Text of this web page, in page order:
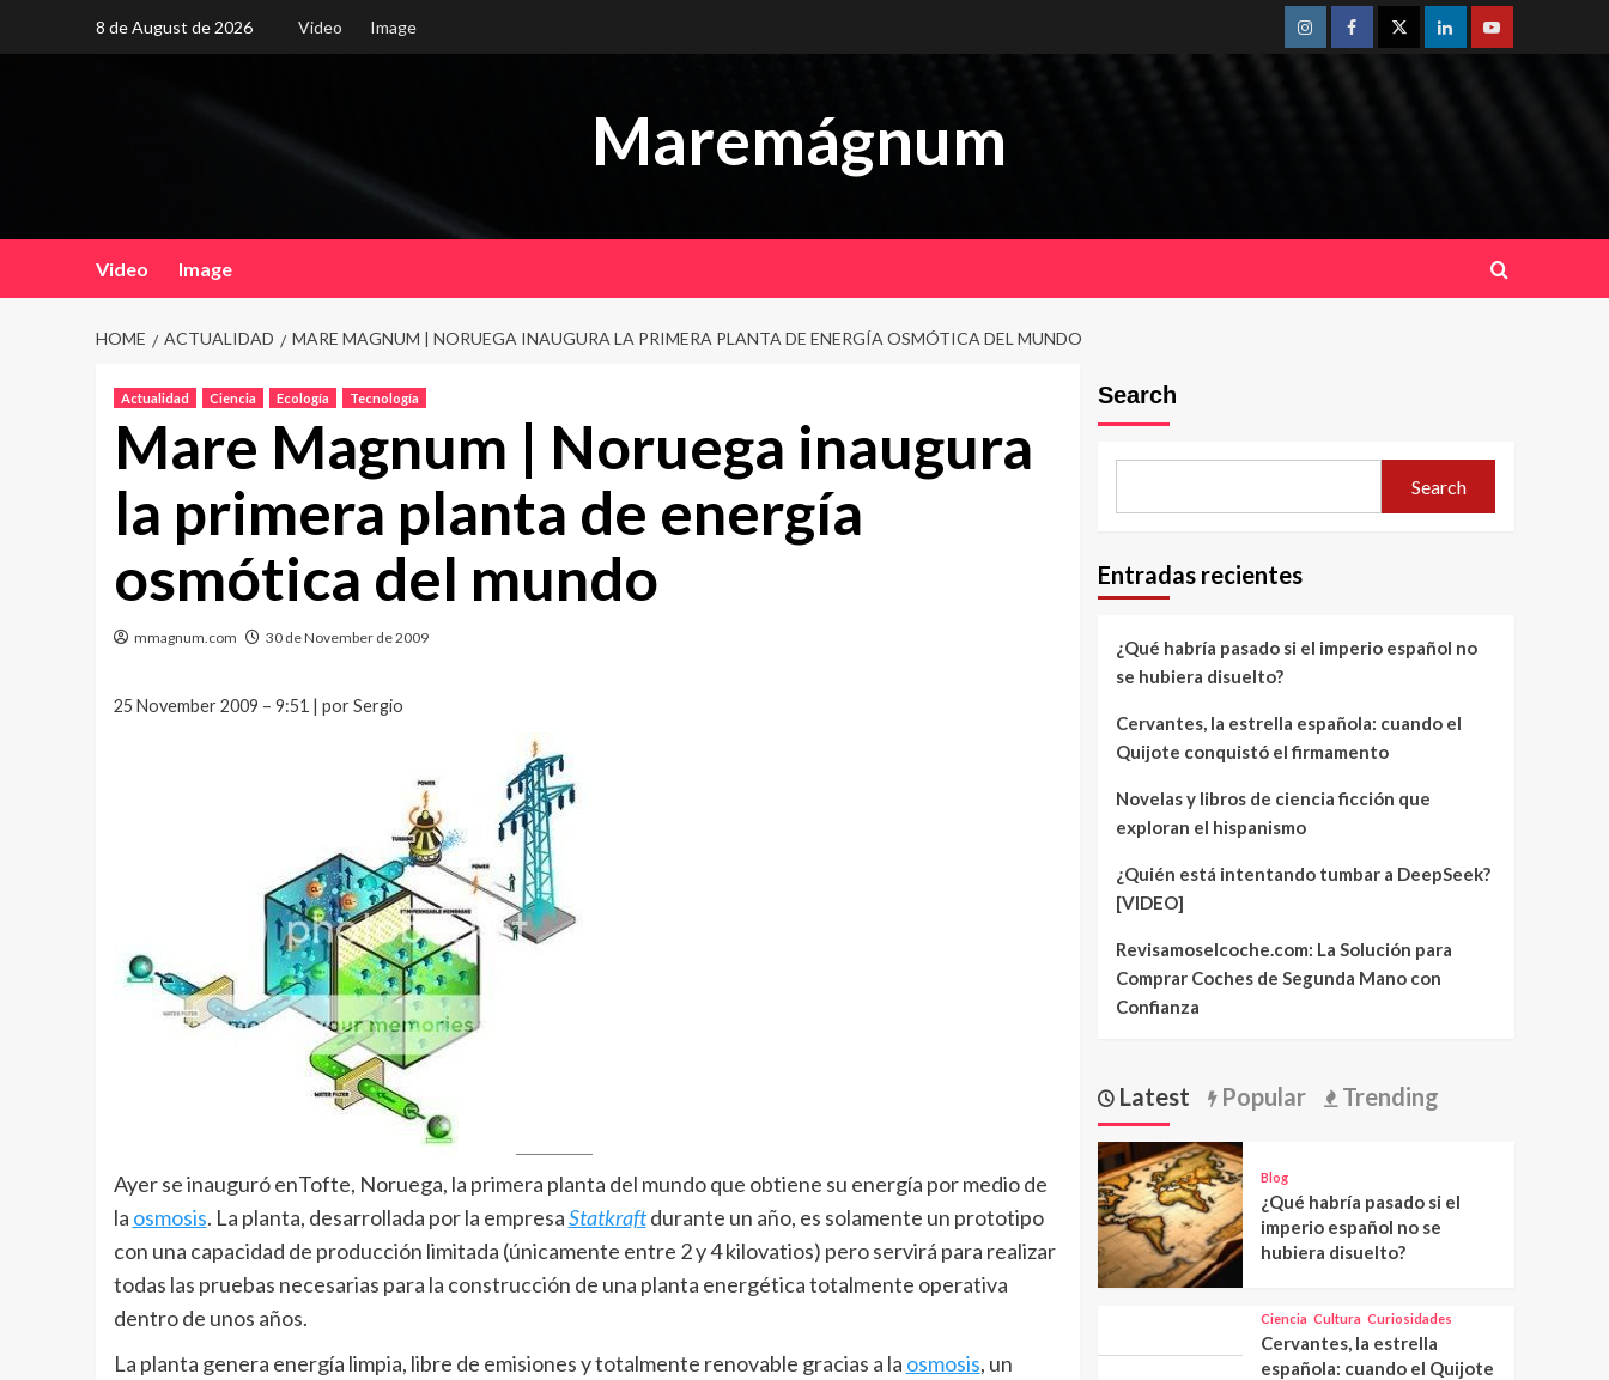
8 de August de 2026 Video Image
InstagramFacebookTwitterLinkedinYoutube
Maremágnum
Video Image
HOME ACTUALIDAD MARE MAGNUM | NORUEGA INAUGURA LA PRIMERA PLANTA DE ENERGÍA OSMÓTICA DEL MUNDO
Actualidad Ciencia Ecología Tecnología
Mare Magnum | Noruega inaugura
la primera planta de energía
osmótica del mundo
mmagnum.com 30 de November de 2009
25 November 2009 – 9:51 | por Sergio
Ayer se inauguró enTofte, Noruega, la primera planta del mundo que obtiene su energía por medio de
la osmosis. La planta, desarrollada por la empresaStatkraftdurante un año, es solamente un prototipo
con una capacidad de producción limitada (únicamente entre 2 y 4 kilovatios) pero servirá para realizar
todas las pruebas necesarias para la construcción de una planta energética totalmente operativa
dentro de unos años.
La planta genera energía limpia, libre de emisiones y totalmente renovable gracias a la osmosis, un
Search
Search
Entradas recientes
¿Qué habría pasado si el imperio español no
se hubiera disuelto?
Cervantes, la estrella española: cuando el
Quijote conquistó el firmamento
Novelas y libros de ciencia ficción que
exploran el hispanismo
¿Quién está intentando tumbar a DeepSeek?
[VIDEO]
Revisamoselcoche.com: La Solución para
Comprar Coches de Segunda Mano con
Confianza
Latest Popular Trending
Blog
¿Qué habría pasado si el
imperio español no se
hubiera disuelto?
Ciencia Cultura Curiosidades
Cervantes, la estrella
española: cuando el Quijote